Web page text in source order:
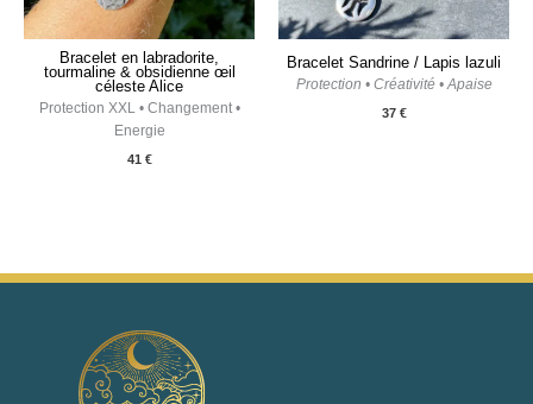
Bracelet en labradorite,
tourmaline & obsidienne œil
céleste Alice
Protection XXL • Changement •
Energie
41 €
Bracelet Sandrine / Lapis lazuli
Protection • Créativité • Apaise
37 €